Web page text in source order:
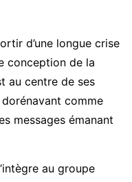
d’une longue crise
conception de la
au centre de ses
comme
messages émanant
au groupe